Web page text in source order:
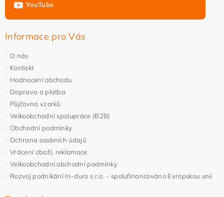
YouTube
Informace pro Vás
O nás
Kontakt
Hodnocení obchodu
Doprava a platba
Půjčovna vzorků
Velkoobchodní spolupráce (B2B)
Obchodní podmínky
Ochrana osobních údajů
Vrácení zboží, reklamace
Velkoobchodní obchodní podmínky
Rozvoj podnikání In-duro s.r.o. - spolufinancováno Evropskou unií